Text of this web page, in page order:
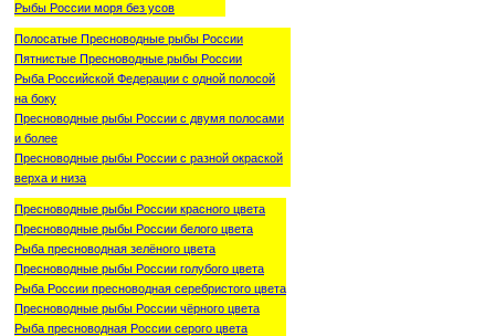
Рыбы России моря без усов
Полосатые Пресноводные рыбы России
Пятнистые Пресноводные рыбы России
Рыба Российской Федерации с одной полосой
на боку
Пресноводные рыбы России с двумя полосами
и более
Пресноводные рыбы России с разной окраской
верха и низа
Пресноводные рыбы России красного цвета
Пресноводные рыбы России белого цвета
Рыба пресноводная зелёного цвета
Пресноводные рыбы России голубого цвета
Рыба России пресноводная серебристого цвета
Пресноводные рыбы России чёрного цвета
Рыба пресноводная России серого цвета